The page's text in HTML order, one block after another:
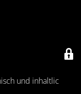
und inhaltlich